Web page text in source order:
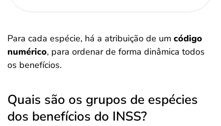
Para cada espécie, há a atribuição de um código
numérico, para ordenar de forma dinâmica todos
os benefícios.
Quais são os grupos de espécies
dos benefícios do INSS?